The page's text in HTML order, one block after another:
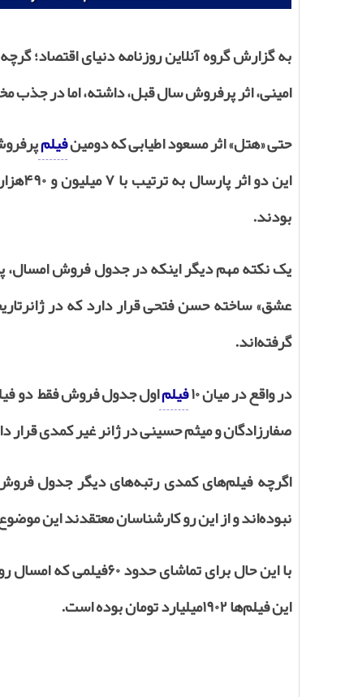
به گزارش گروه آنلاینروزنامه دنیای اقتصاد؛
امینی، اثر پرفروش سال قبل، داشته، اما در جذب
حتی «هتل» اثر مسعود اطیابی که دومینفیلم
بودند.
یک نکته مهم دیگر اینکه در جدول فروش امسال،
عشق» ساخته حسن فتحی قرار دارد که در
گرفته‌اند.
در واقع در میان ۱۰ فیلماول جدول فروش فقط دو
صفارزادگان و میثم حسینی در ژانر غیر کمدی
اگرچه فیلم‌‌های کمدی رتبه‌‌های دیگر جدول
نبوده‌اند و از این رو کارشناسان معتقدند این
این فیلم‌‌ها ۱۹۰۲میلیارد تومان بوده است.